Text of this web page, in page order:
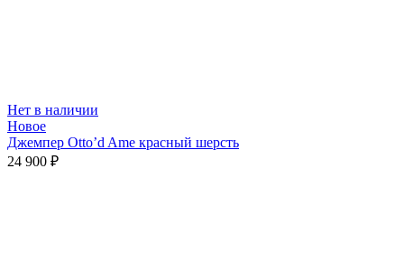
Нет в наличии
Новое
Джемпер Otto’d Ame красный шерсть
24 900 ₽